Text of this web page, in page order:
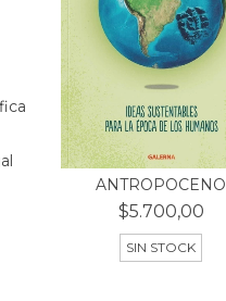
ANTROPOCENO
$5.700,00
SIN STOCK